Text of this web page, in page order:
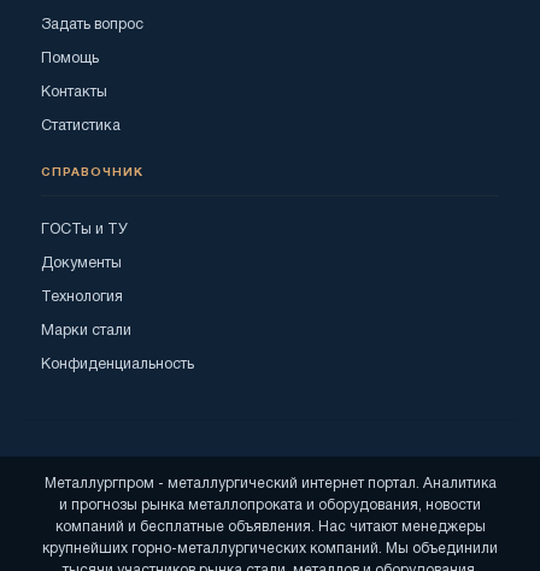
Задать вопрос
Помощь
Контакты
Статистика
СПРАВОЧНИК
ГОСТы и ТУ
Документы
Технология
Марки стали
Конфиденциальность
Металлургпром - металлургический интернет портал. Аналитика
и прогнозы рынка металлопроката и оборудования, новости
компаний и бесплатные объявления. Нас читают менеджеры
крупнейших горно-металлургических компаний. Мы объединили